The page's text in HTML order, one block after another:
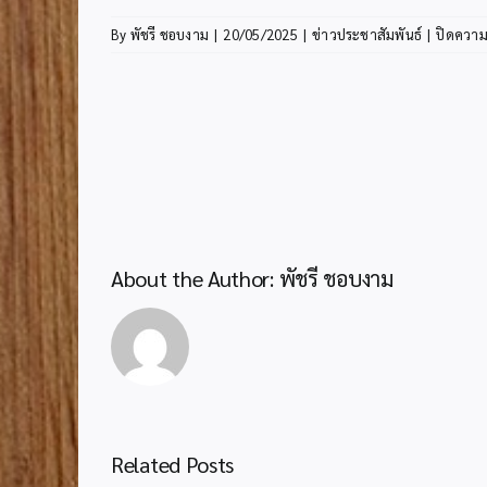
By พัชรี ชอบงาม | 20/05/2025 | ข่าวประชาสัมพันธ์ | ปิดควา
About the Author: พัชรี ชอบงาม
Related Posts